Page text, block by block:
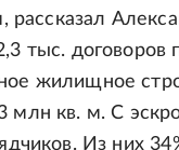
рассказал
тыс. договоров
жилищное
млн кв. м. С
Из них